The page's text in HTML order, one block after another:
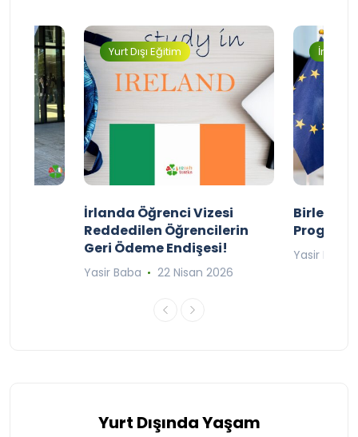
Yurt Dışı Eğitim
İrlanda Öğrenci Vizesi
Reddedilen Öğrencilerin
Geri Ödeme Endişesi!
Yasir Baba 22 Nisan 2026
Birleşik
Yasir Baba
Yurt Dışında Yaşam